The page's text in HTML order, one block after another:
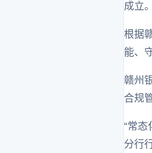
成立
根据
能、
赣州
合规
“常态
分行